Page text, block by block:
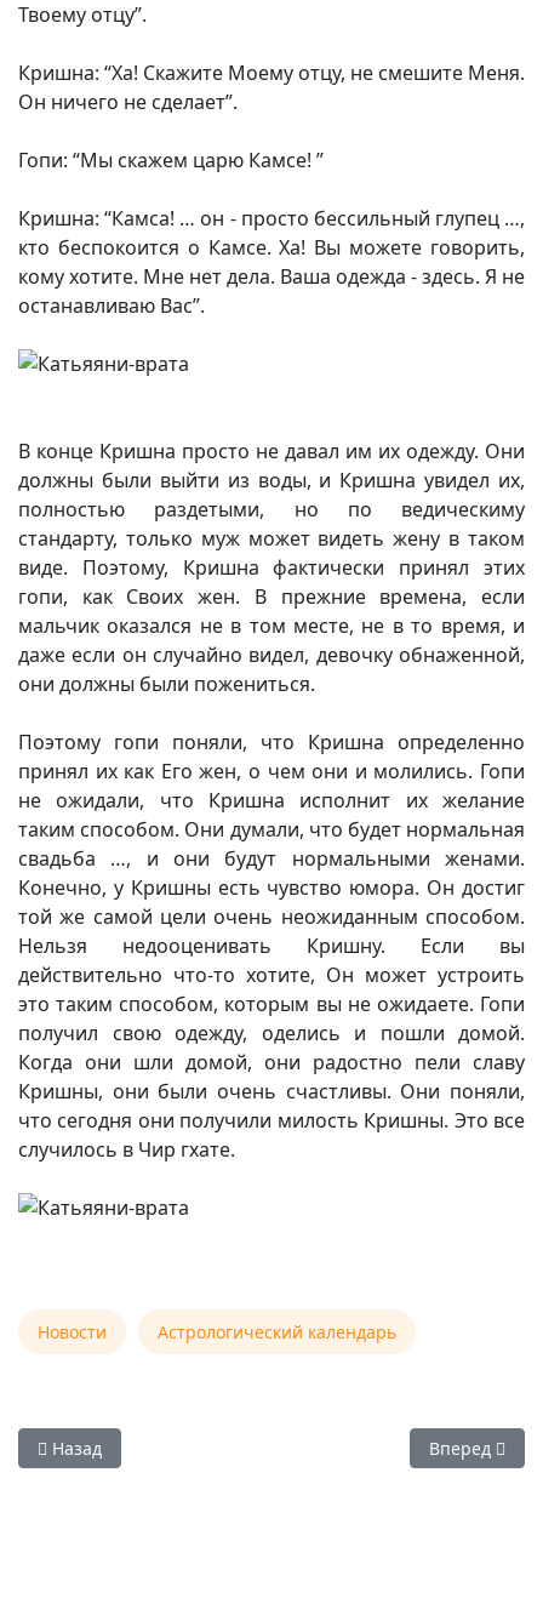
Твоему отцу”.
Кришна: “Ха! Скажите Моему отцу, не смешите Меня.
Он ничего не сделает”.
Гопи: “Мы скажем царю Камсе! ”
Кришна: “Камса! … он - просто бессильный глупец …,
кто беспокоится о Камсе. Ха! Вы можете говорить,
кому хотите. Мне нет дела. Ваша одежда - здесь. Я не
останавливаю Вас”.
В конце Кришна просто не давал им их одежду. Они
должны были выйти из воды, и Кришна увидел их,
полностью раздетыми, но по ведическиму
стандарту, только муж может видеть жену в таком
виде. Поэтому, Кришна фактически принял этих
гопи, как Своих жен. В прежние времена, если
мальчик оказался не в том месте, не в то время, и
даже если он случайно видел, девочку обнаженной,
они должны были пожениться.
Поэтому гопи поняли, что Кришна определенно
принял их как Его жен, о чем они и молились. Гопи
не ожидали, что Кришна исполнит их желание
таким способом. Они думали, что будет нормальная
свадьба …, и они будут нормальными женами.
Конечно, у Кришны есть чувство юмора. Он достиг
той же самой цели очень неожиданным способом.
Нельзя недооценивать Кришну. Если вы
действительно что-то хотите, Он может устроить
это таким способом, которым вы не ожидаете. Гопи
получил свою одежду, оделись и пошли домой.
Когда они шли домой, они радостно пели славу
Кришны, они были очень счастливы. Они поняли,
что сегодня они получили милость Кришны. Это все
случилось в Чир гхате.
Новости Астрологический календарь
Предыдущий: 03 января 2026 — Шри Кришна Пушья
Назад Следующий:
Вперед